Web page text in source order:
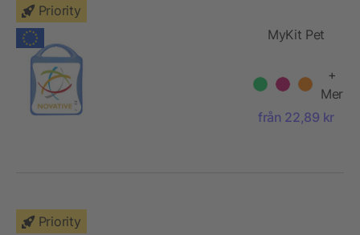
Priority
MyKit Pet
+
Mer
från 22,89 kr
Priority